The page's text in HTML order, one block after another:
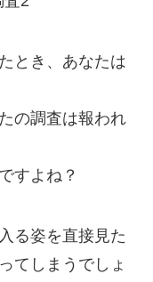
とき、あなたは
の調査は報われ
すよね？
る姿を直接見た
てしまうでしょ